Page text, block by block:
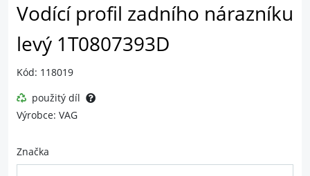
Vodící profil zadního nárazníku
levý 1T0807393D
Kód: 118019
použitý díl
Výrobce: VAG
Značka